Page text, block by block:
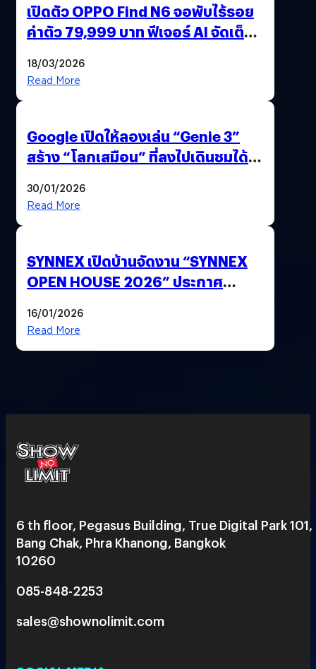
เปิดตัว OPPO Find N6 จอพับไร้รอย
ค่าตัว 79,999 บาท ฟีเจอร์ AI จัดเต็ม
18/03/2026
Read More
Google เปิดให้ลองเล่น “Genie 3”
สร้าง “โลกเสมือน” ที่ลงไปเดินชมได้
30/01/2026
Read More
SYNNEX เปิดบ้านจัดงาน “SYNNEX
OPEN HOUSE 2026” ประกาศ
ได้ 53,000 ล้านบาท
16/01/2026
Read More
6 th floor, Pegasus Building, True Digital Park 101,
Bang Chak, Phra Khanong, Bangkok
10260
085-848-2253
sales@shownolimit.com